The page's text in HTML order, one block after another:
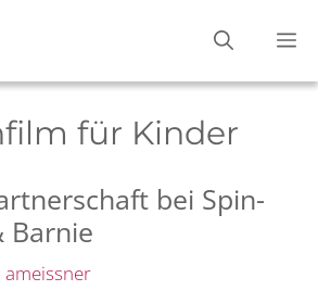
für Kinder
bei Spin-
Barnie
ameissner